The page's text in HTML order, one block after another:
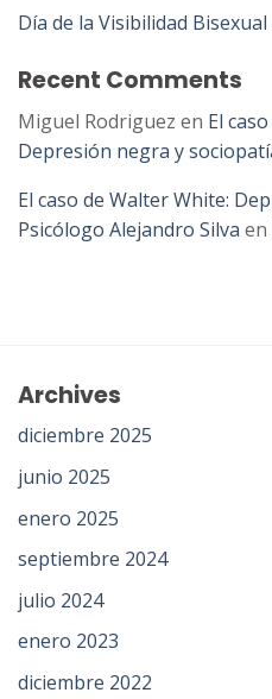
Día de la Visibilidad
Recent Comments
Miguel Rodriguez en El
Depresión negra y
El caso de Walter White:
Psicólogo Alejandro Silva en
Archives
diciembre 2025
junio 2025
enero 2025
septiembre 2024
julio 2024
enero 2023
diciembre 2022